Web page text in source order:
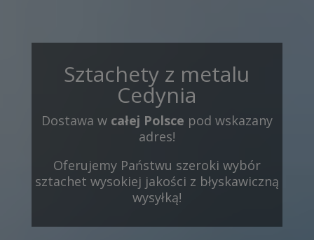
Sztachety z metalu
Cedynia
Dostawa w całej Polsce pod wskazany
adres!
Oferujemy Państwu szeroki wybór
sztachet wysokiej jakości z błyskawiczną
wysyłką!